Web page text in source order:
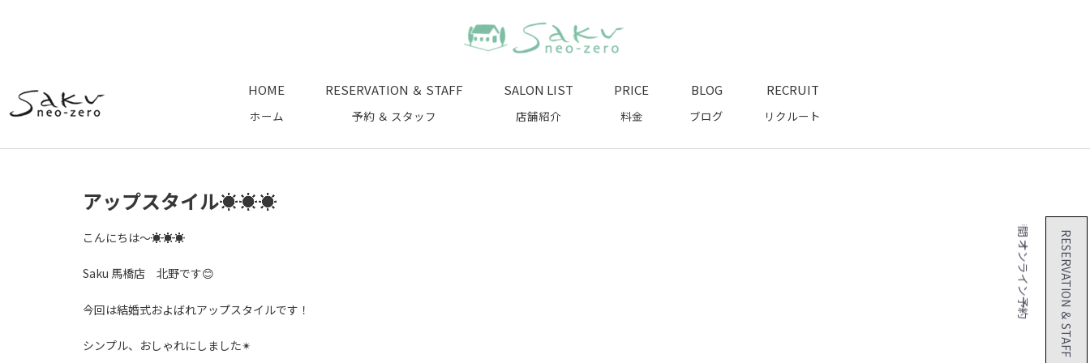
HOME
ホーム
RESERVATION ＆ STAFF
予約 ＆ スタッフ
SALON LIST
店舗紹介
PRICE
料金
BLOG
ブログ
RECRUIT
リクルート
アップスタイル☀☀☀
こんにちは～☀☀☀
Saku 馬橋店 北野です😊
今回は結婚式およばれアップスタイルです！
シンプル、おしゃれにしました✴ RESERVATION ＆ STAFF
２４時間 オンライン予約